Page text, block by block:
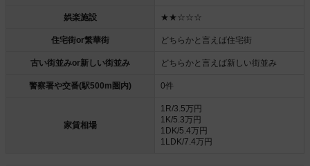
娯楽施設 ★★☆☆☆
住宅街or繁華街 どちらかと言えば住宅街
古い街並みor新しい街並み どちらかと言えば新しい街並み
警察署や交番(駅500m圏内) 0件
家賃相場
1R/3.5万円
1K/5.3万円
1DK/5.4万円
1LDK/7.4万円